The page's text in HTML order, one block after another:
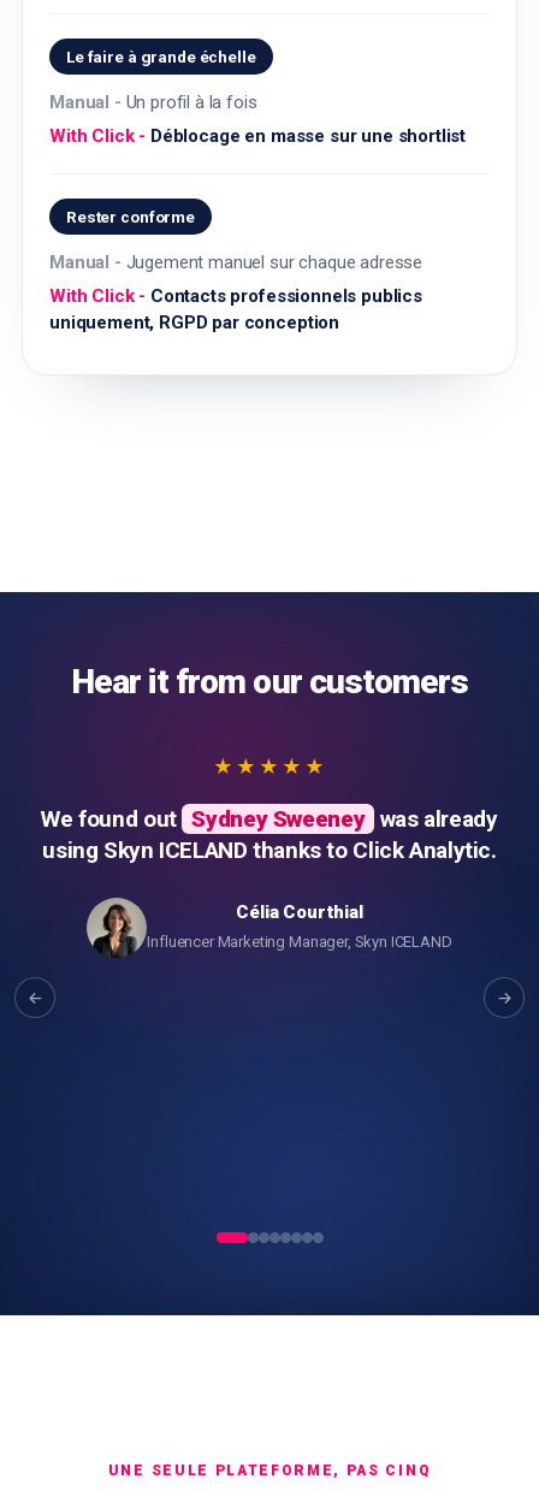
Le faire à grande échelle
Un profil à la fois
Déblocage en masse sur une shortlist
Rester conforme
Jugement manuel sur chaque adresse
Contacts professionnels publics
uniquement, RGPD par conception
Hear it from our customers
★★★★★
We found out Sydney Sweeney was already
using Skyn ICELAND thanks to Click Analytic.
Célia Courthial
Influencer Marketing Manager, Skyn ICELAND
UNE SEULE PLATEFORME, PAS CINQ